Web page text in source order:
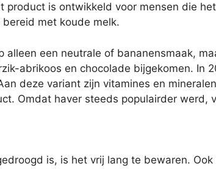
product is ontwikkeld voor mensen die
met koude melk.
alleen een neutrale of bananensmaak,
abrikoos en chocolade bijgekomen. In
deze variant zijn vitamines en
Omdat haver steeds populairder werd,
is, is het vrij lang te bewaren. Ook